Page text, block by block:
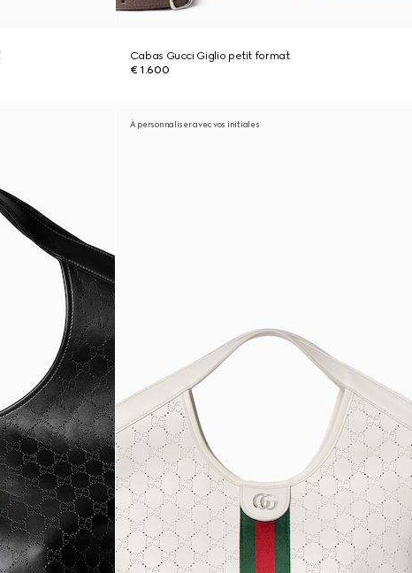
Cabas Gucci Giglio petit format
€ 1.600
À personnaliser avec vos initiales